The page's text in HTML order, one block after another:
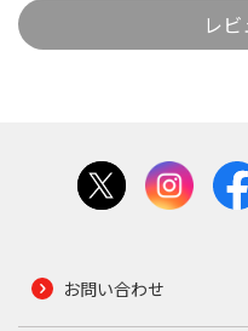
レ
お問い合わせ